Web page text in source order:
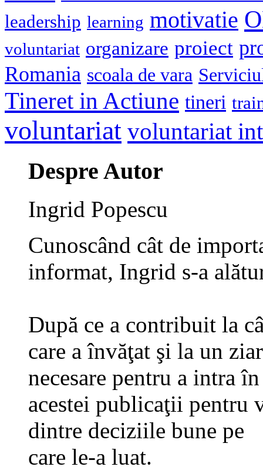
leadership learning motivatie
voluntariat organizare proiect
Romania scoala de vara
Tineret in Actiune tineri
voluntariat voluntariat
Despre Autor
Ingrid Popescu
Cunoscând cât de
informat, Ingrid s-a
După ce a contribuit la
care a învăţat şi la un
necesare pentru a intra
acestei publicaţii pentru
dintre deciziile bune pe
care le-a luat.